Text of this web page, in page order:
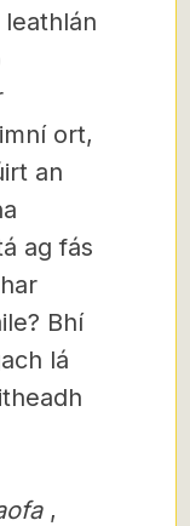
ort,
an
ag fás
Bhí
lá
,